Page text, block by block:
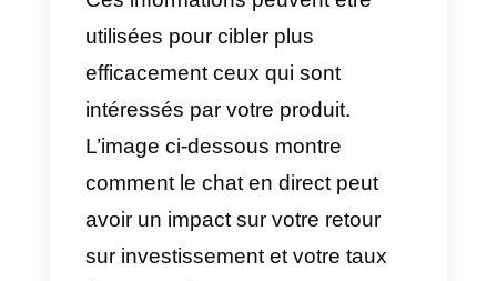
“Les propriétaires
peuvent augmenter les
conversions en utilisant le chat
en direct jusqu’à 45%.”
Le logiciel de chat en direct est le